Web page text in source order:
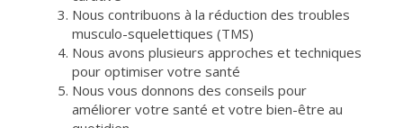
Nous contribuons à la réduction des troubles
musculo-squelettiques (TMS)
Nous avons plusieurs approches et techniques
pour optimiser votre santé
Nous vous donnons des conseils pour
améliorer votre santé et votre bien-être au